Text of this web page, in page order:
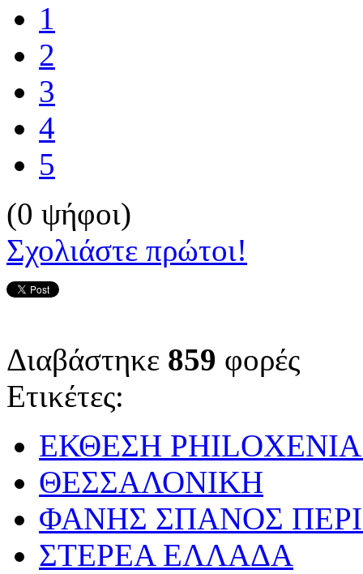
1
2
3
4
5
(0 ψήφοι)
Σχολιάστε πρώτοι!
Διαβάστηκε 859 φορές
Ετικέτες:
ΕΚΘΕΣΗ PHILOXENIA
ΘΕΣΣΑΛΟΝΙΚΗ
ΦΑΝΗΣ ΣΠΑΝΟΣ
ΣΤΕΡΕΑ ΕΛΛΑΔΑ